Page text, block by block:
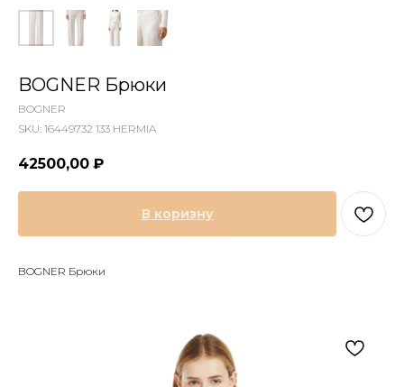
BOGNER Брюки
BOGNER
SKU: 16449732 133 HERMIA
42500,00 ₽
В коризну
BOGNER Брюки